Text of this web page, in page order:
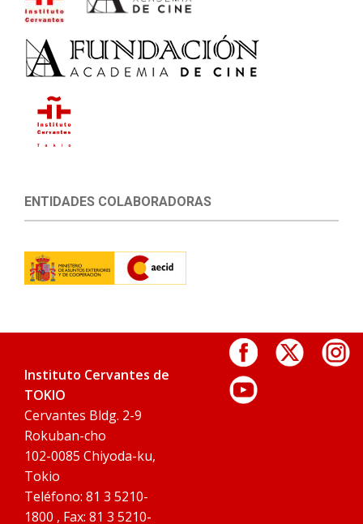
ENTIDADES COLABORADORAS
Instituto Cervantes de
TOKIO
Cervantes Bldg. 2-9
Rokuban-cho
102-0085 Chiyoda-ku,
Tokio
Teléfono: 81 3 5210-
1800 , Fax: 81 3 5210-